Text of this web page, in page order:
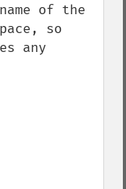
of the
so
any